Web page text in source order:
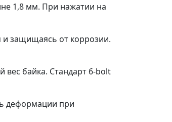
1,8 мм. При нажатии на
и защищаясь от коррозии.
вес байка. Стандарт 6-bolt
деформации при